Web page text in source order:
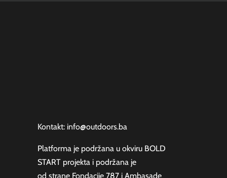
Kontakt: info@outdoors.ba
Platforma je podržana u okviru BOLD
START projekta i podržana je
od strane Fondacije 787 i Ambasade